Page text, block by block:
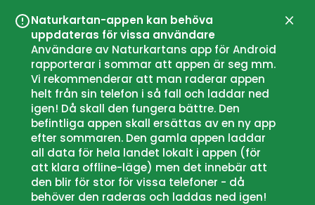
Naturkartan-appen kan behöva
uppdateras för vissa användare
Användare av Naturkartans app för Android
rapporterar i sommar att appen är seg mm.
Vi rekommenderar att man raderar appen
helt från sin telefon i så fall och laddar ned
igen! Då skall den fungera bättre. Den
befintliga appen skall ersättas av en ny app
efter sommaren. Den gamla appen laddar
all data för hela landet lokalt i appen (för
att klara offline-läge) men det innebär att
den blir för stor för vissa telefoner - då
behöver den raderas och laddas ned igen!